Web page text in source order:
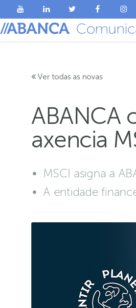
Ver todas as novas
ABANCA
axencia
MSCI asigna a
A entidade